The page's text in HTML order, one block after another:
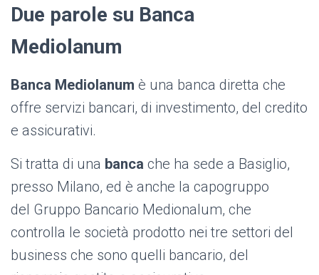
Due parole su Banca
Mediolanum
Banca Mediolanum è una banca diretta che
offre servizi bancari, di investimento, del credito
e assicurativi.
Si tratta di una banca che ha sede a Basiglio,
presso Milano, ed è anche la capogruppo
del Gruppo Bancario Medionalum, che
controlla le società prodotto nei tre settori del
business che sono quelli bancario, del